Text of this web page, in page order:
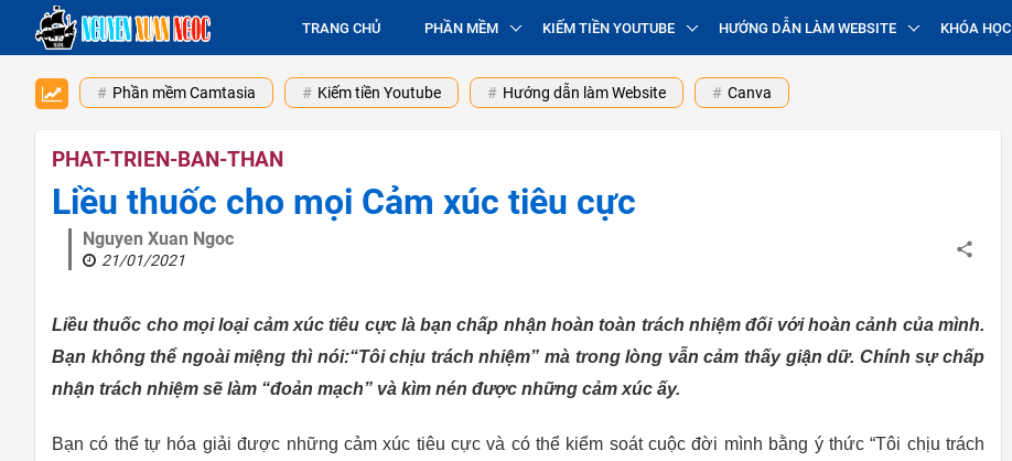
TRANG CHỦ PHẦN MỀM KIẾM TIỀN YOUTUBE HƯỚNG DẪN LÀM WEBSITE KHÓA HỌC
Phần mềm Camtasia Kiếm tiền Youtube Hướng dẫn làm Website Canva
PHAT-TRIEN-BAN-THAN
Liều thuốc cho mọi Cảm xúc tiêu cực
Nguyen Xuan Ngoc
21/01/2021
Liều thuốc cho mọi loại cảm xúc tiêu cực là bạn chấp nhận hoàn toàn trách nhiệm đối với hoàn cảnh của mình.
Bạn không thể ngoài miệng thì nói:“Tôi chịu trách nhiệm” mà trong lòng vẫn cảm thấy giận dữ. Chính sự chấp
nhận trách nhiệm sẽ làm “đoản mạch” và kìm nén được những cảm xúc ấy.
Bạn có thể tự hóa giải được những cảm xúc tiêu cực và có thể kiểm soát cuộc đời mình bằng ý thức “Tôi chịu trách